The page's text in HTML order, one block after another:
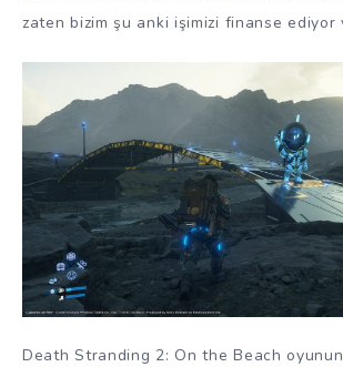
zaten bizim şu anki işimizi finanse ediyor
Death Stranding 2: On the Beach